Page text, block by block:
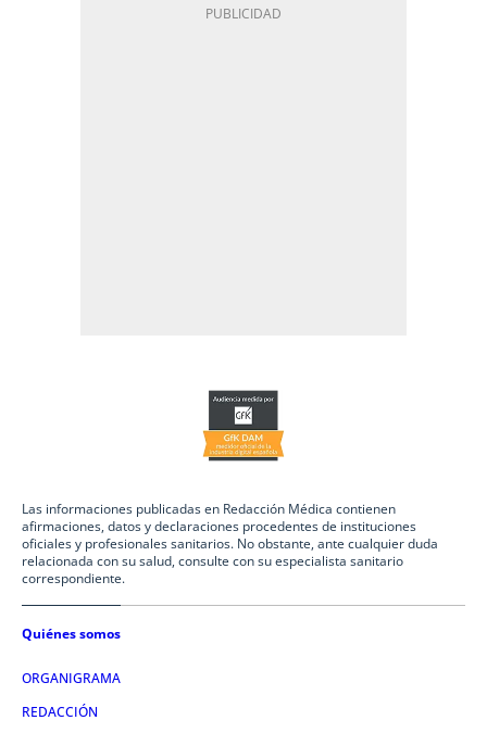
Las informaciones publicadas en Redacción Médica contienen
afirmaciones, datos y declaraciones procedentes de instituciones
oficiales y profesionales sanitarios. No obstante, ante cualquier duda
relacionada con su salud, consulte con su especialista sanitario
correspondiente.
Quiénes somos
ORGANIGRAMA
REDACCIÓN